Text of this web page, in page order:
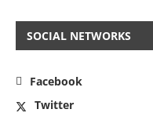
SOCIAL NETWORKS
Facebook
Twitter